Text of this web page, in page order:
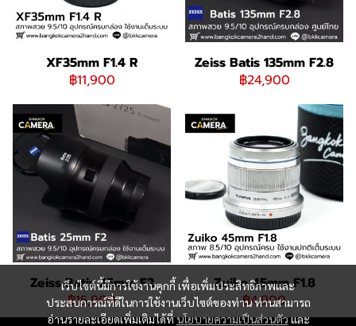
XF35mm F1.4 R
฿11,900
Zeiss Batis 135mm F2.8
฿24,900
Zeiss Batis 25mm F2
฿15,900
Zuiko 45mm F1.8
฿4,900
เว็บไซต์นี้มีการใช้งานคุกกี้ เพื่อเพิ่มประสิทธิภาพและ
ประสบการณ์ที่ดีในการใช้งานเว็บไซต์ของท่าน ท่านสามารถ
อ่านรายละเอียดเพิ่มเติมได้ที่นโยบายความเป็นส่วนตัวและ